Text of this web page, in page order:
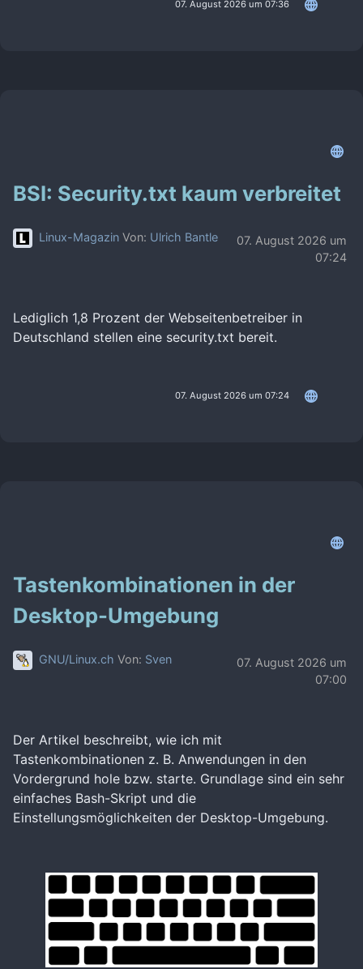
07. August 2026 um 07:36
BSI: Security.txt kaum verbreitet
Linux-Magazin Von: Ulrich Bantle
07. August 2026 um
07:24
Lediglich 1,8 Prozent der Webseitenbetreiber in
Deutschland stellen eine security.txt bereit.
07. August 2026 um 07:24
Tastenkombinationen in der
Desktop-Umgebung
GNU/Linux.ch Von: Sven
07. August 2026 um
07:00
Der Artikel beschreibt, wie ich mit
Tastenkombinationen z. B. Anwendungen in den
Vordergrund hole bzw. starte. Grundlage sind ein sehr
einfaches Bash-Skript und die
Einstellungsmöglichkeiten der Desktop-Umgebung.